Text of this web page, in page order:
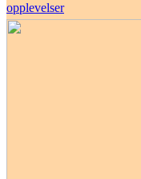
opplevelser